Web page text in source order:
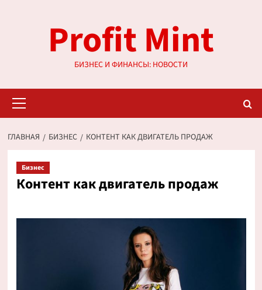
содержимомуProfit Mint
БИЗНЕС И ФИНАНСЫ: НОВОСТИ
меню
ГЛАВНАЯ БИЗНЕС КОНТЕНТ КАК ДВИГАТЕЛЬ ПРОДАЖ
Бизнес
Контент как двигатель продаж